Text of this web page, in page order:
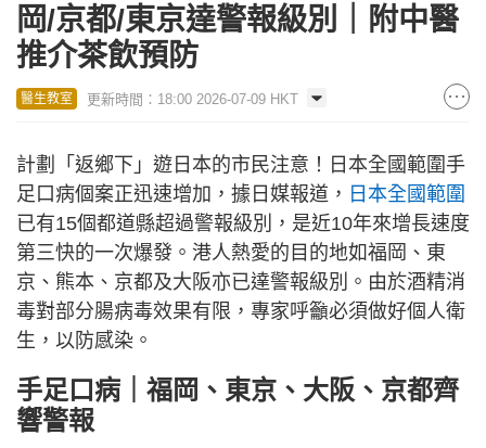
岡/京都/東京達警報級別｜附中醫
推介茶飲預防
醫生教室 更新時間：18:00 2026-07-09 HKT
計劃「返鄉下」遊日本的市民注意！日本全國範圍手
足口病個案正迅速增加，據日媒報道， 日本全國範圍
已有15個都道縣超過警報級別，是近10年來增長速度
第三快的一次爆發。港人熱愛的目的地如福岡、東
京、熊本、京都及大阪亦已達警報級別。由於酒精消
毒對部分腸病毒效果有限，專家呼籲必須做好個人衛
生，以防感染。
手足口病｜福岡、東京、大阪、京都齊
響警報